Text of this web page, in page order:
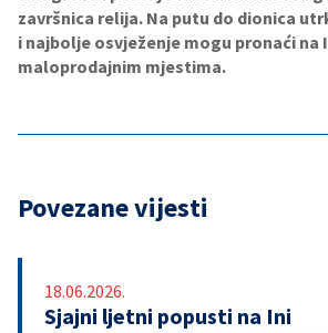
završnica relija. Na putu do dionica
i najbolje osvježenje mogu pronaći na
maloprodajnim mjestima.
Povezane vijesti
18.06.2026.
Sjajni ljetni popusti na Ini